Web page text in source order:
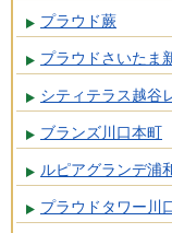
プラウド蕨
プラウドさいたま
シティテラス越谷
ブランズ川口本町
ルピアグランデ浦
プラウドタワー川